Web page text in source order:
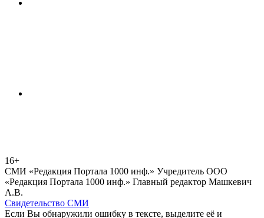
16+
СМИ «Редакция Портала 1000 инф.» Учредитель ООО
«Редакция Портала 1000 инф.» Главный редактор Машкевич
А.В.
Свидетельство СМИ
Если Вы обнаружили ошибку в тексте, выделите её и